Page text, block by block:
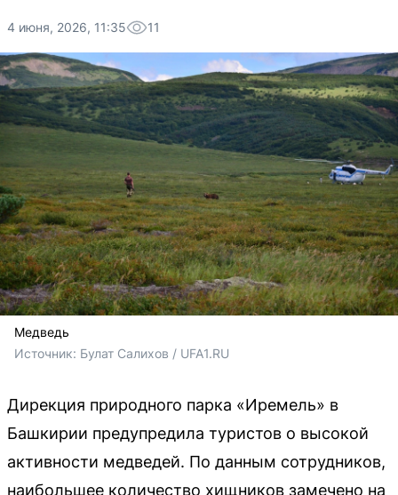
4 июня, 2026, 11:35 11
Медведь
Источник: Булат Салихов / UFA1.RU
Дирекция природного парка «Иремель» в
Башкирии предупредила туристов о высокой
активности медведей. По данным сотрудников,
наибольшее количество хищников замечено на